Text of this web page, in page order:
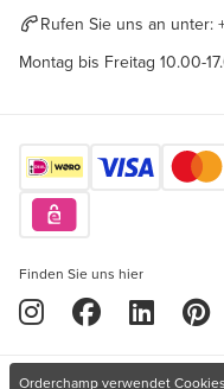
Rufen Sie uns an unter:
Montag bis Freitag 10.00-
Finden Sie uns hier
Orderchamp verwendet